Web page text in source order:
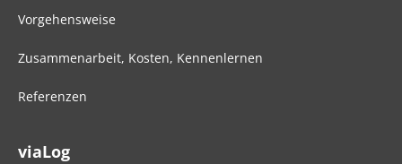
Vorgehensweise
Zusammenarbeit, Kosten, Kennenlernen
Referenzen
viaLog